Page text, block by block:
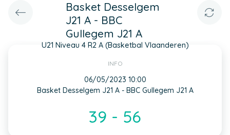
Basket Desselgem
J21 A - BBC
Gullegem J21 A
U21 Niveau 4 R2 A (Basketbal Vlaanderen)
INFO
06/05/2023 10:00
Basket Desselgem J21 A - BBC Gullegem J21 A
39 - 56